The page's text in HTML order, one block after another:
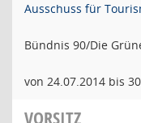
Ausschuss für
Bündnis 90/Die
von 24.07.2014 bis
VORSITZ